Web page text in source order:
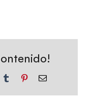
Tumblr PinterestCorreo